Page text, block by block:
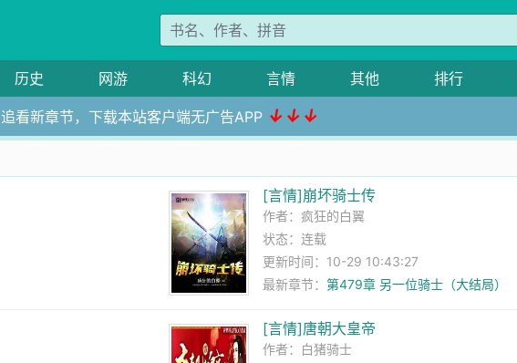
历史 网游 科幻 言情 其他 排行
追看新章节，下载本站客户端无广告APP ↓↓↓
[言情]崩坏骑士传
作者： 疯狂的白翼
状态：连载
更新时间：10-29 10:43:27
最新章节： 第479章 另一位骑士（大结局）
[言情]唐朝大皇帝
作者：
白猪骑士